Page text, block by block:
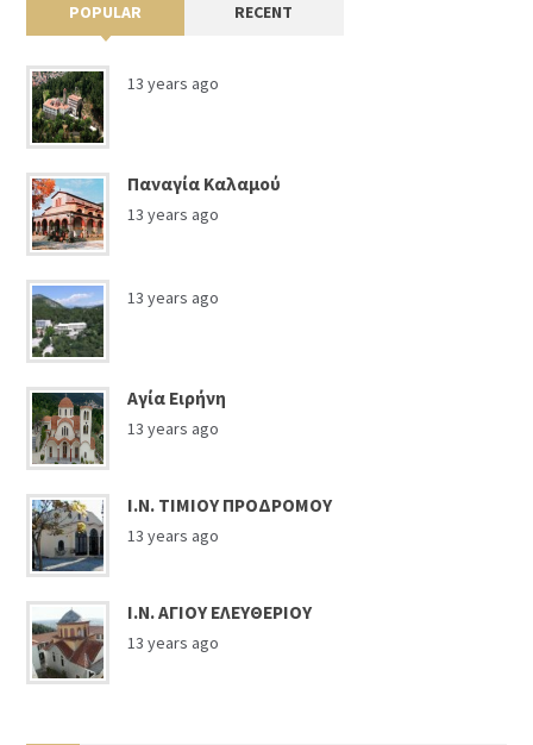
POPULAR RECENT
13 years ago
Παναγία Καλαμού
13 years ago
13 years ago
Αγία Ειρήνη
13 years ago
Ι.Ν. ΤΙΜΙΟΥ ΠΡΟΔΡΟΜΟΥ
13 years ago
Ι.Ν. ΑΓΙΟΥ ΕΛΕΥΘΕΡΙΟΥ
13 years ago